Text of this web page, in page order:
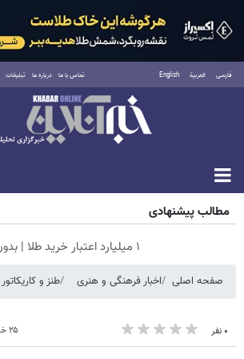
فارسی العربية English تماس با ما درباره ما تبلیغات
جمعه ۱۶ مرداد ۱۴۰۵
مطالب پیشنهادی
۱ میلیارد اعتبار خرید طلا | بدون ضامن و چک
صفحه اصلی اخبار فرهنگی و هنری طنز و کاریکاتور
۰ نفر ۲۵ خرداد ۱۴۰۵ - ۰۹:۰۰